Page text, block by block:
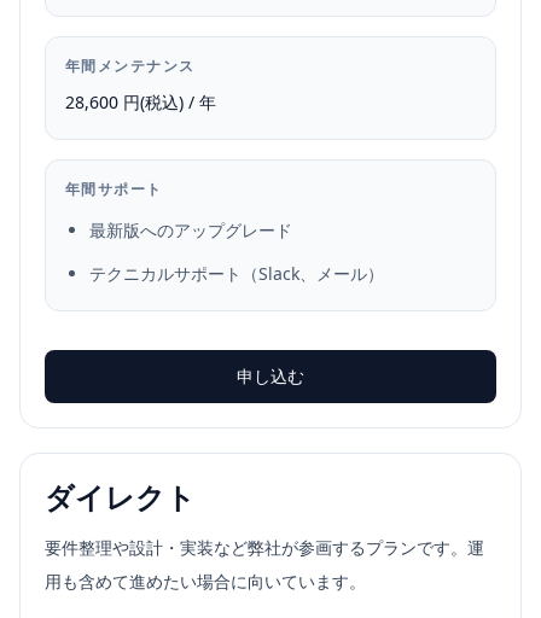
年間メンテナンス
28,600 円(税込) / 年
年間サポート
最新版へのアップグレード
テクニカルサポート（Slack、メール）
申し込む
ダイレクト
要件整理や設計・実装など弊社が参画するプランです。運
用も含めて進めたい場合に向いています。